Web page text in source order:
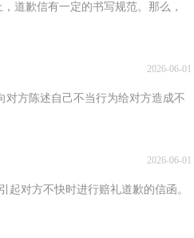
道歉信有一定的书写规范。那么，
2026-06-01
对方陈述自己不当行为给对方造成不
2026-06-01
对方不快时进行赔礼道歉的信函。